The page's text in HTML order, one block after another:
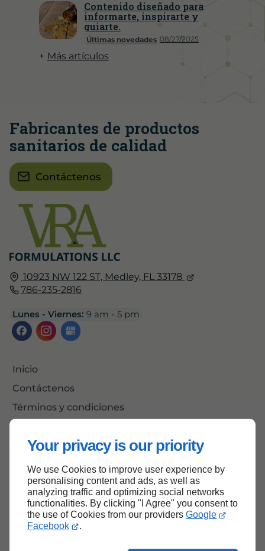
Your privacy is our priority
We use Cookies to improve user experience by
personalising content and ads, as well as
analyzing traffic and optimizing social networks
functionalities. By clicking "I Agree" you consent to
the use of Cookies from our providers Google
Facebook
.
Últimas novedades 08/27/2025
Contenido diseñado para
informarte, inspirarte y
guiarte.
Más artículos
10923 NW 122 ST, Medley, FL 33178
786-235-2816
Lunes - Viernes: 9 am - 5 pm
Inicio
Contáctenos
Términos y condiciones
Fabricantes de productos
sanitarios de calidad
Contáctenos
Volver al principio